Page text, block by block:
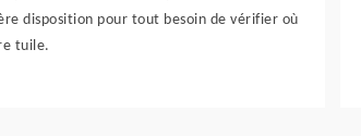
disposition pour tout besoin de vérifier où
tuile.